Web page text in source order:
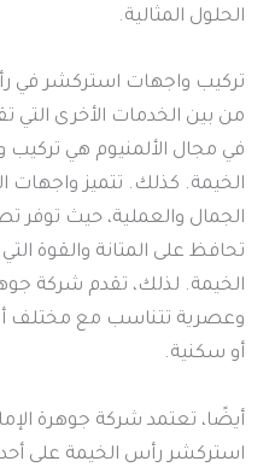
الحلول المثالية.
تركيب واجهات استركشر في
من بين الخدمات الأخرى التي
في مجال الألمنيوم هي
الخيمة. كذلك. تتميز واجهات
الجمال والعملية، حيث توفر
تحافظ على المتانة والقوة
الخيمة. لذلك، تقدم شركة
وعصرية تتناسب مع مختلف
أو سكنية.
أيضًا، تعتمد شركة جوهرة
استركشر رأس الخيمة على